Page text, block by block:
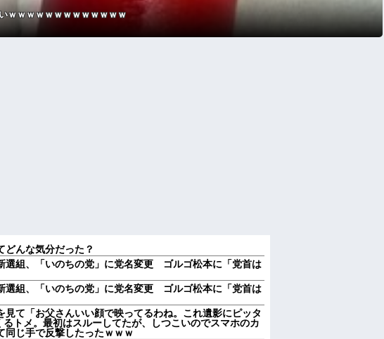
ｗｗｗｗｗｗｗｗｗｗｗｗｗ
どんな気分だった？
選組、「いのちの党」に党名変更 ゴルゴ松本に「党首は
選組、「いのちの党」に党名変更 ゴルゴ松本に「党首は
見て「お父さんいい顔で映ってるわね。これ遺影にピッタ
るトメ。最初はスルーしてたが、しつこいのでスマホのカ
同じ手で反撃したったｗｗｗ